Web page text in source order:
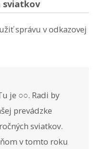
sviatkov
správu v odkazovej
je ○○. Radi by
prevádzke
sviatkov.
v tomto roku